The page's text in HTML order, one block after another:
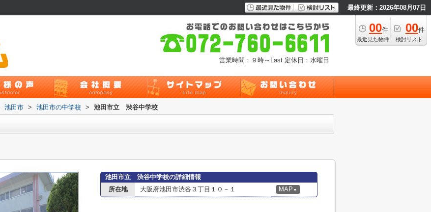
最終更新：2026年08月07日
00件
最近見た物件
00件
検討リスト
営業時間：９時～Last 定休日：水曜日
池田市 > 池田市の中学校 > 池田市立 渋谷中学校
池田市立 渋谷中学校の詳細情報
所在地
大阪府池田市渋谷３丁目１０－１ MAP ▼